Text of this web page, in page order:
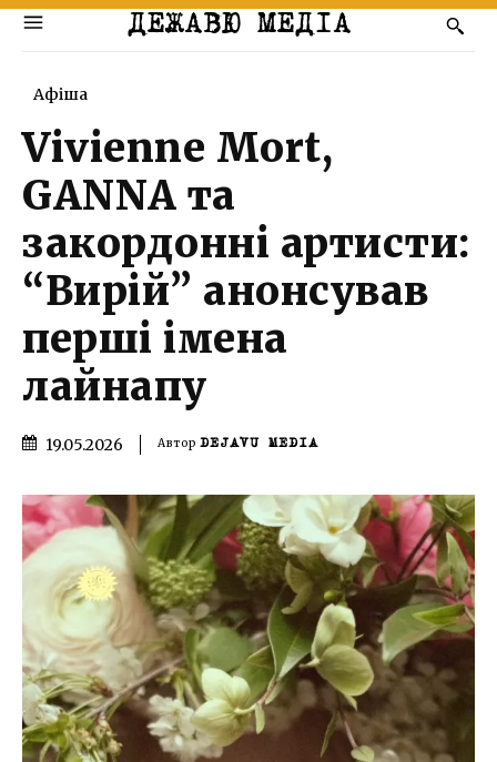
ДЕЖАВЮ МЕДІА
Афіша
Vivienne Mort,
GANNA та
закордонні артисти:
“Вирій” анонсував
перші імена
лайнапу
19.05.2026 Автор DEJAVU MEDIA